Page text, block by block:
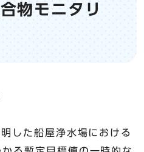
物モニタリ
した船屋浄水場における